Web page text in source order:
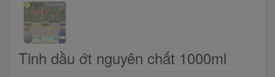
Tinh dầu ớt nguyên chất 1000ml